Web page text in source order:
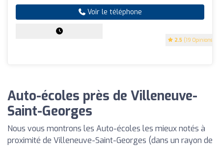
2.5 (19 Opinions)
Voir le téléphone
Auto-écoles près de Villeneuve-
Saint-Georges
Nous vous montrons les Auto-écoles les mieux notés à
proximité de Villeneuve-Saint-Georges (dans un rayon de